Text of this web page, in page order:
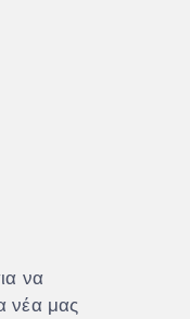
να
νέα μας